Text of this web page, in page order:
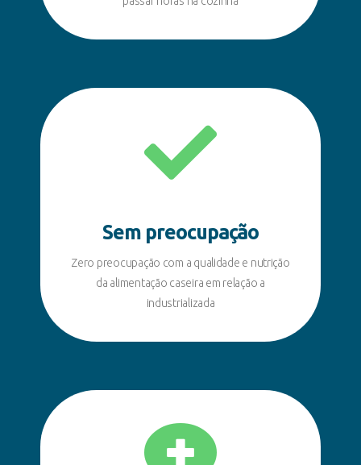
Sem preocupação
Zero preocupação com a qualidade e nutrição
da alimentação caseira em relação a
industrializada